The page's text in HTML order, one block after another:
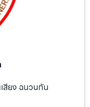
สียง ฉนวนกัน